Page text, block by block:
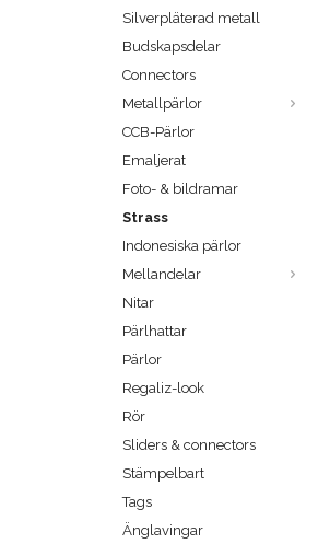
Silverpläterad metall
Budskapsdelar
Connectors
Metallpärlor
CCB-Pärlor
Emaljerat
Foto- & bildramar
Strass
Indonesiska pärlor
Mellandelar
Nitar
Pärlhattar
Pärlor
Regaliz-look
Rör
Sliders & connectors
Stämpelbart
Tags
Änglavingar